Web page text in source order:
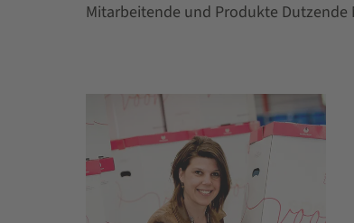
Mitarbeitende und Produkte